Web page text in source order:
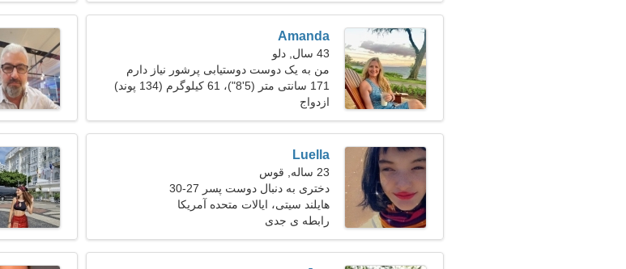
Amanda
43 سال, دلو
من به یک دوست دوستیابی پرشور نیاز دارم
171 سانتی متر (5'8")، 61 کیلوگرم (134 پوند)
ازدواج
Luella
23 ساله, قوس
دختری به دنبال دوست پسر 27-30
هایلند سیتی، ایالات متحده آمریکا
رابطه ی جدی